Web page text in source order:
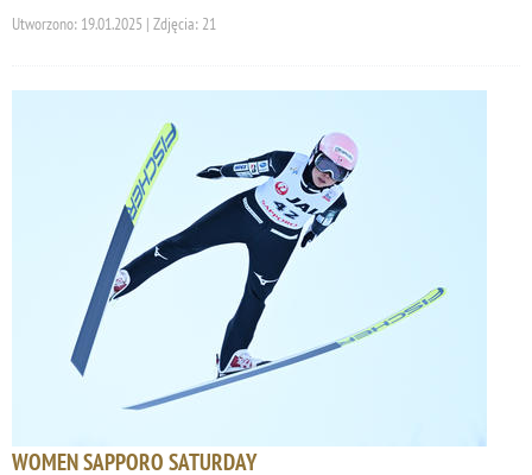
Utworzono: 19.01.2025 | Zdjęcia: 21
WOMEN SAPPORO SATURDAY